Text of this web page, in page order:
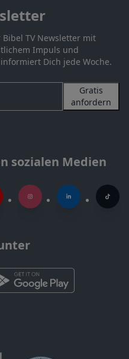
TV Newsletter mit
Impuls und
Dich jede Woche.
Gratis
anfordern
sozialen Medien